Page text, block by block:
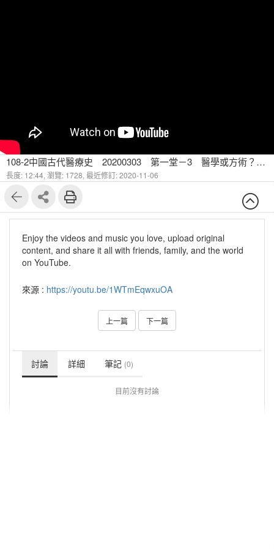
108-2中國古代醫療史 20200303 第一堂－3 醫學或方術？－複數的醫療史 扁鵲(三)
長度: 12:44, 瀏覽: 1728, 最近修訂: 2020-11-06
Enjoy the videos and music you love, upload original
content, and share it all with friends, family, and the world
on YouTube.
來源 : https://youtu.be/1WTmEqwxuOA
上一篇 下一篇
討論 詳細 筆記 (0)
目前沒有討論